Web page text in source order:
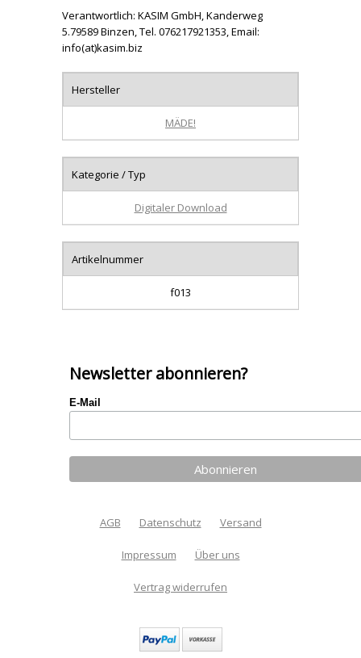
Verantwortlich: KASIM GmbH, Kanderweg
5.79589 Binzen, Tel. 076217921353, Email:
info(at)kasim.biz
Hersteller
MÄDE!
Kategorie / Typ
Digitaler Download
Artikelnummer
f013
Newsletter abonnieren?
E-Mail
AGB Datenschutz Versand
Impressum Über uns
Vertrag widerrufen